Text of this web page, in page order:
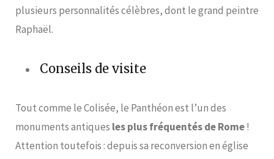
plusieurs personnalités célèbres, dont le grand peintre
Raphaël.
Conseils de visite
Tout comme le Colisée, le Panthéon est l’un des
monuments antiques les plus fréquentés de Rome!
Attention toutefois : depuis sa reconversion en église